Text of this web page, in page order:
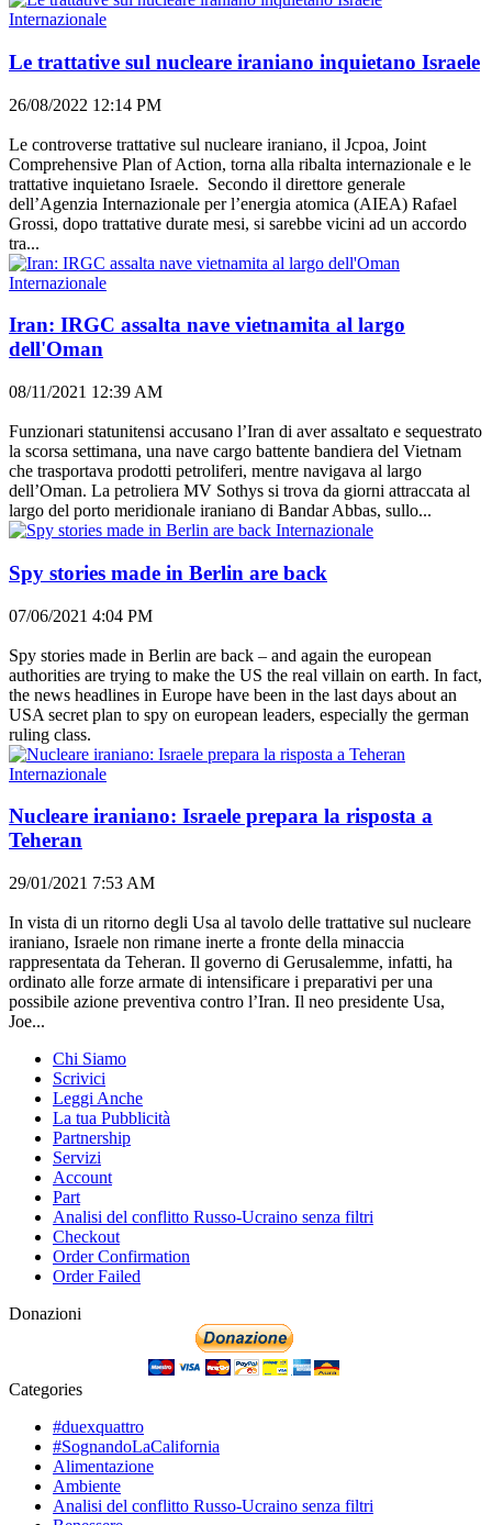
Internazionale
Le trattative sul nucleare iraniano inquietano Israele
26/08/2022 12:14 PM
Le controverse trattative sul nucleare iraniano, il Jcpoa, Joint
Comprehensive Plan of Action, torna alla ribalta internazionale e le
trattative inquietano Israele. Secondo il direttore generale
dell’Agenzia Internazionale per l’energia atomica (AIEA) Rafael
Grossi, dopo trattative durate mesi, si sarebbe vicini ad un accordo
tra...
Internazionale
Iran: IRGC assalta nave vietnamita al largo
dell'Oman
08/11/2021 12:39 AM
Funzionari statunitensi accusano l’Iran di aver assaltato e sequestrato
la scorsa settimana, una nave cargo battente bandiera del Vietnam
che trasportava prodotti petroliferi, mentre navigava al largo
dell’Oman. La petroliera MV Sothys si trova da giorni attraccata al
largo del porto meridionale iraniano di Bandar Abbas, sullo...
Internazionale
Spy stories made in Berlin are back
07/06/2021 4:04 PM
Spy stories made in Berlin are back – and again the european
authorities are trying to make the US the real villain on earth. In fact,
the news headlines in Europe have been in the last days about an
USA secret plan to spy on european leaders, especially the german
ruling class.
Internazionale
Nucleare iraniano: Israele prepara la risposta a
Teheran
29/01/2021 7:53 AM
In vista di un ritorno degli Usa al tavolo delle trattative sul nucleare
iraniano, Israele non rimane inerte a fronte della minaccia
rappresentata da Teheran. Il governo di Gerusalemme, infatti, ha
ordinato alle forze armate di intensificare i preparativi per una
possibile azione preventiva contro l’Iran. Il neo presidente Usa,
Joe...
Chi Siamo
Scrivici
Leggi Anche
La tua Pubblicità
Partnership
Servizi
Account
Part
Analisi del conflitto Russo-Ucraino senza filtri
Checkout
Order Confirmation
Order Failed
Donazioni
Categories
#duexquattro
#SognandoLaCalifornia
Alimentazione
Ambiente
Analisi del conflitto Russo-Ucraino senza filtri